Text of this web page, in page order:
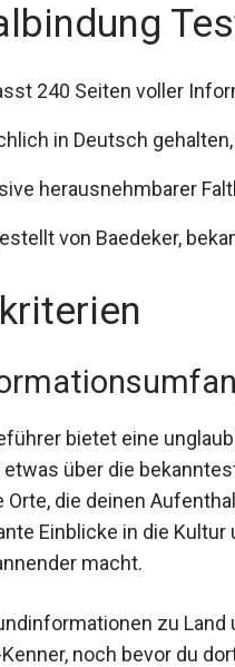
240 Seiten voller
in Deutsch
herausnehmbarer
von Baedeker,
bietet eine
über die
Orte, die deinen
Einblicke in die Kultur
macht.
zu
noch bevor du